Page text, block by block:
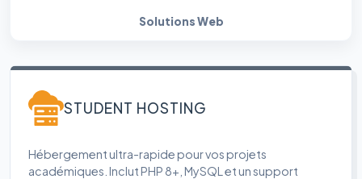
Solutions Web
STUDENT HOSTING
Hébergement ultra-rapide pour vos projets
académiques. Inclut PHP 8+, MySQL et un support